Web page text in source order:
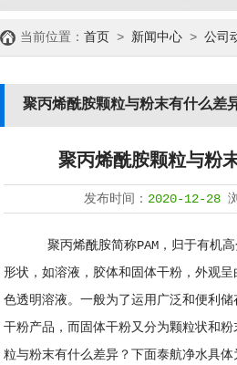
当前位置： 首页 > 新闻中心 > 公司
聚丙烯酰胺颗粒与粉末有什么差
聚丙烯酰胺颗粒与粉
发布时间： 2020-12-28浏
聚丙烯酰胺简称PAM，归于有机高
形状，如溶液，胶体和固体干粉，外观
色透明溶液。一般为了运用广泛和便利
干粉产品，而固体干粉又分为颗粒状和
粒与粉末有什么差异？下面泰航净水具体